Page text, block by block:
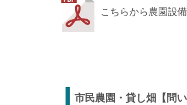
こちらから農園設
市民農園・貸し畑【問